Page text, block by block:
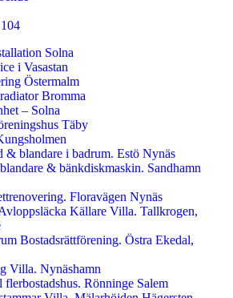
Solna
i Vasastan
Östermalm
Bromma
– Solna
Täby
& blandare i badrum. Estö Nynäs
& bänkdiskmaskin. Sandhamn
Floravägen Nynäs
Källare Villa. Tallkrogen,
Bostadsrättförening. Östra Ekedal,
Villa. Nynäshamn
Rönninge Salem